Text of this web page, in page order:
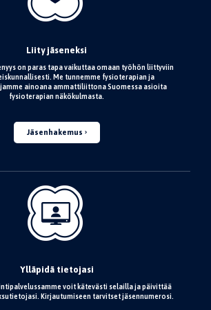
Liity jäseneksi
on paras tapa vaikuttaa omaan työhön liittyviin
Me tunnemme fysioterapian ja
ainoana ammattiliittona Suomessa asioita
fysioterapian näkökulmasta.
Jäsenhakemus
Ylläpidä tietojasi
voit kätevästi selailla ja päivittää
Kirjautumiseen tarvitset jäsennumerosi.